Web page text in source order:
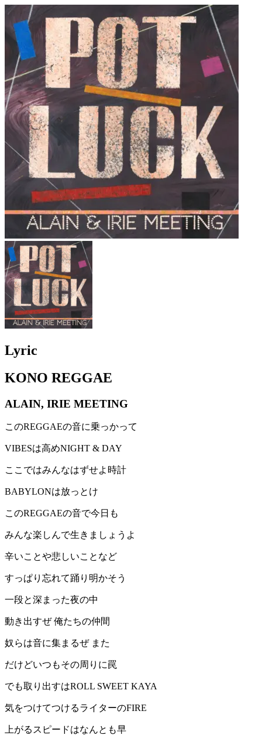
Lyric
KONO REGGAE
ALAIN, IRIE MEETING
このREGGAEの音に乗っかって
VIBESは高めNIGHT & DAY
ここではみんなはずせよ時計
BABYLONは放っとけ
このREGGAEの音で今日も
みんな楽しんで生きましょうよ
辛いことや悲しいことなど
すっぱり忘れて踊り明かそう
一段と深まった夜の中
動き出すぜ 俺たちの仲間
奴らは音に集まるぜ また
だけどいつもその周りに罠
でも取り出すはROLL SWEET KAYA
気をつけてつけるライターのFIRE
上がるスピードはなんとも早